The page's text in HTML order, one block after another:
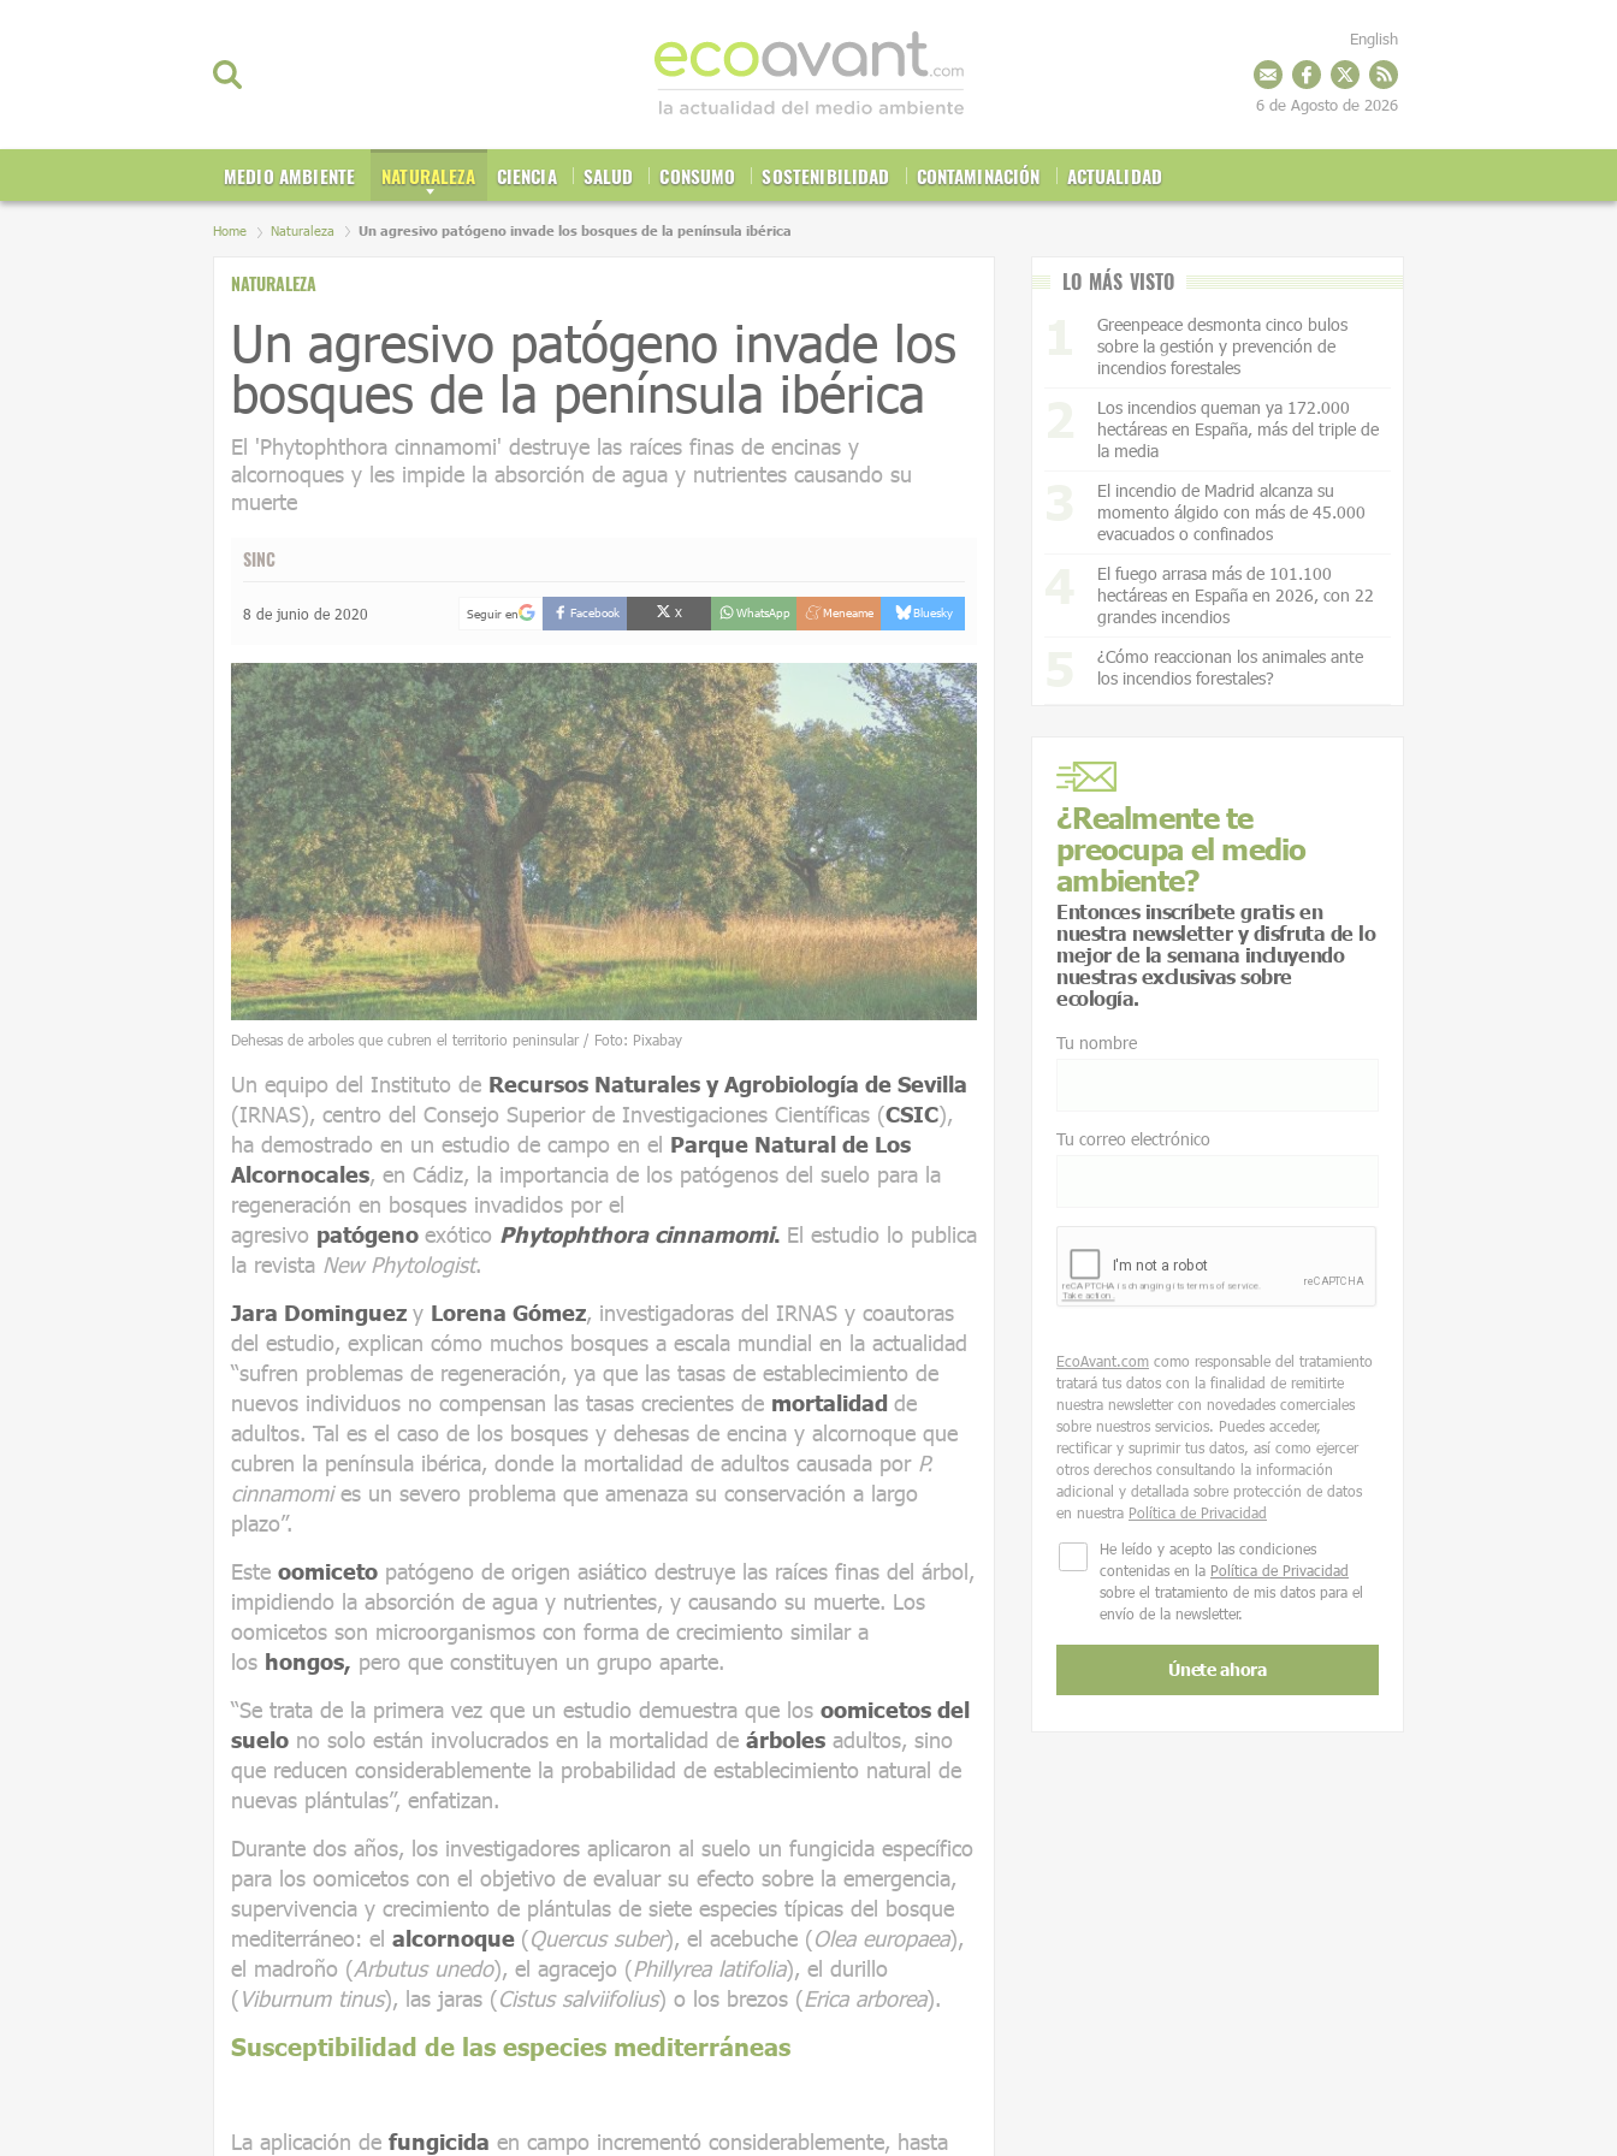
MEDIO AMBIENTE NATURALEZA CIENCIA SALUD CONSUMO SOSTENIBILIDAD CONTAMINACIÓN ACTUALIDAD
English
6 de Agosto de 2026
Home Naturaleza Un agresivo patógeno invade los bosques de la península ibérica
NATURALEZA
Un agresivo patógeno invade los
bosques de la península ibérica
El 'Phytophthora cinnamomi' destruye las raíces finas de encinas y
alcornoques y les impide la absorción de agua y nutrientes causando su
muerte
SINC
8 de junio de 2020 Seguir en Facebook X WhatsApp Meneame Bluesky
Dehesas de arboles que cubren el territorio peninsular / Foto: Pixabay
Un equipo del Instituto de Recursos Naturales y Agrobiología de Sevilla
(IRNAS), centro del Consejo Superior de Investigaciones Científicas (CSIC),
ha demostrado en un estudio de campo en el Parque Natural de Los
Alcornocales, en Cádiz, la importancia de los patógenos del suelo para la
regeneración en bosques invadidos por el
agresivo patógeno exótico Phytophthora cinnamomi. El estudio lo publica
la revista New Phytologist.
Jara Dominguez y Lorena Gómez, investigadoras del IRNAS y coautoras
del estudio, explican cómo muchos bosques a escala mundial en la actualidad
“sufren problemas de regeneración, ya que las tasas de establecimiento de
nuevos individuos no compensan las tasas crecientes de mortalidad de
adultos. Tal es el caso de los bosques y dehesas de encina y alcornoque que
cubren la península ibérica, donde la mortalidad de adultos causada por P.
cinnamomies un severo problema que amenaza su conservación a largo
plazo”.
Este oomiceto patógeno de origen asiático destruye las raíces finas del árbol,
impidiendo la absorción de agua y nutrientes, y causando su muerte. Los
oomicetos son microorganismos con forma de crecimiento similar a
los hongos, pero que constituyen un grupo aparte.
“Se trata de la primera vez que un estudio demuestra que los oomicetos del
suelo no solo están involucrados en la mortalidad de árboles adultos, sino
que reducen considerablemente la probabilidad de establecimiento natural de
nuevas plántulas”, enfatizan.
Durante dos años, los investigadores aplicaron al suelo un fungicida específico
para los oomicetos con el objetivo de evaluar su efecto sobre la emergencia,
supervivencia y crecimiento de plántulas de siete especies típicas del bosque
mediterráneo: el alcornoque (Quercus suber), el acebuche (Olea europaea),
el madroño (Arbutus unedo), el agracejo (Phillyrea latifolia), el durillo
(Viburnum tinus), las jaras (Cistus salviifolius) o los brezos (Erica arborea).
Susceptibilidad de las especies mediterráneas
La aplicación de fungicida en campo incrementó considerablemente, hasta
LO MÁS VISTO
Greenpeace desmonta cinco bulos
sobre la gestión y prevención de
incendios forestales
Los incendios queman ya 172.000
hectáreas en España, más del triple de
la media
El incendio de Madrid alcanza su
momento álgido con más de 45.000
evacuados o confinados
El fuego arrasa más de 101.100
hectáreas en España en 2026, con 22
grandes incendios
¿Cómo reaccionan los animales ante
los incendios forestales?
¿Realmente te
preocupa el medio
ambiente?
Entonces inscríbete gratis en
nuestra newsletter y disfruta de lo
mejor de la semana incluyendo
nuestras exclusivas sobre
ecología.
Tu nombre
Tu correo electrónico
EcoAvant.com como responsable del tratamiento
tratará tus datos con la finalidad de remitirte
nuestra newsletter con novedades comerciales
sobre nuestros servicios. Puedes acceder,
rectificar y suprimir tus datos, así como ejercer
otros derechos consultando la información
adicional y detallada sobre protección de datos
en nuestra Política de Privacidad
He leído y acepto las condiciones
contenidas en la Política de Privacidad
sobre el tratamiento de mis datos para el
envío de la newsletter.